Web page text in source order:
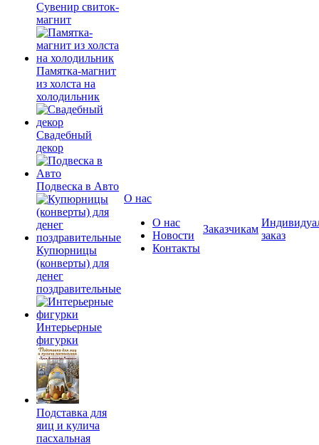
Сувенир свиток-
магнит
Памятка-магнит
из холста на
холодильник
Свадебный
декор
Подвеска в Авто
Купюрницы
(конверты) для
денег
поздравительные
Интерьерные
фигурки
Подставка для
яиц и кулича
пасхальная
О нас
О нас
Новости
Контакты
Заказчикам
заказ